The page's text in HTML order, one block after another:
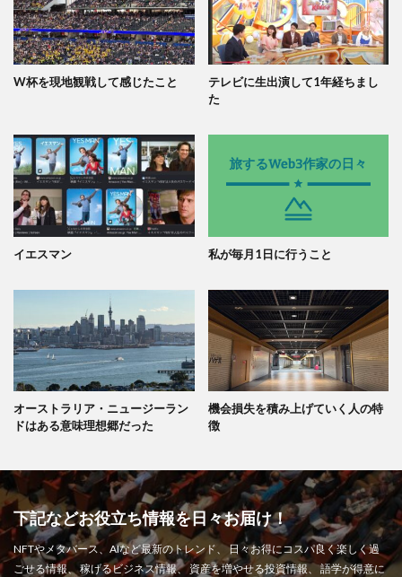
W杯を現地観戦して感じたこと
テレビに生出演して1年経ちまし
た
イエスマン 私が毎月1日に行うこと
オーストラリア・ニュージーラン
ドはある意味理想郷だった
機会損失を積み上げていく人の特
徴
下記などお役立ち情報を日々お届け！
NFTやメタバース、AIなど最新のトレンド、 日々お得にコスパ良く楽しく過
ごせる情報、 稼げるビジネス情報、 資産を増やせる投資情報、 語学が得意に